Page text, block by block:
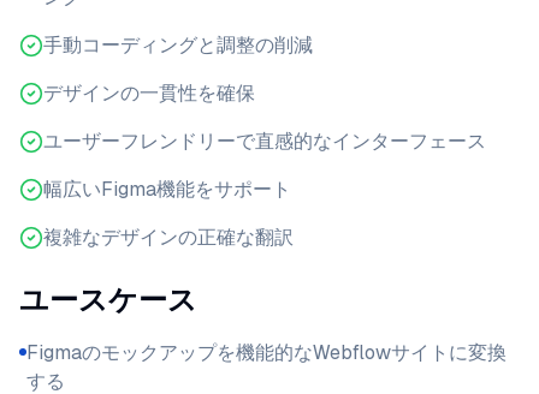
手動コーディングと調整の削減
デザインの一貫性を確保
ユーザーフレンドリーで直感的なインターフェース
幅広いFigma機能をサポート
複雑なデザインの正確な翻訳
ユースケース
Figmaのモックアップを機能的なWebflowサイトに変換
する